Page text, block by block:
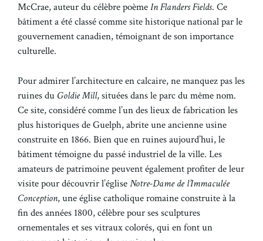
McCrae, auteur du célèbre poèmeIn Flanders Fields. Ce
bâtiment a été classé comme site historique national par le
gouvernement canadien, témoignant de son importance
culturelle.
Pour admirer l’architecture en calcaire, ne manquez pas les
ruines du Goldie Mill, situées dans le parc du même nom.
Ce site, considéré comme l’un des lieux de fabrication les
plus historiques de Guelph, abrite une ancienne usine
construite en 1866. Bien que en ruines aujourd’hui, le
bâtiment témoigne du passé industriel de la ville. Les
amateurs de patrimoine peuvent également profiter de leur
visite pour découvrir l’égliseNotre-Dame de l’Immaculée
Conception, une église catholique romaine construite à la
fin des années 1800, célèbre pour ses sculptures
ornementales et ses vitraux colorés, qui en font un